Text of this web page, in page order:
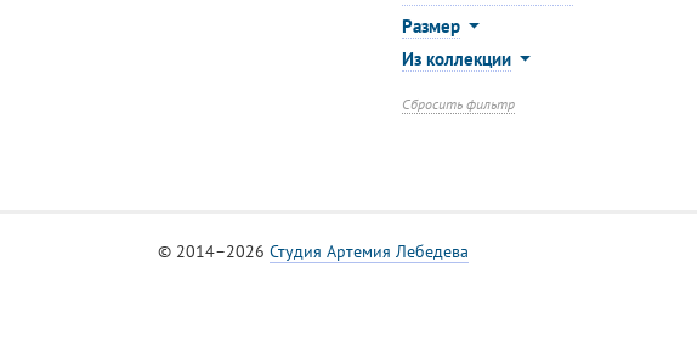
Размер
Из коллекции
Сбросить фильтр
© 2014–2026Студия Артемия Лебедева